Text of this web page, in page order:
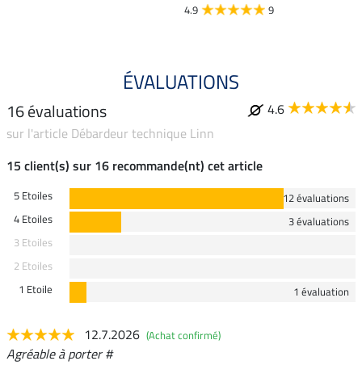
4.9 9
ÉVALUATIONS
16 évaluations
4.6
sur l'article Débardeur technique Linn
15 client(s) sur 16 recommande(nt) cet article
5 Etoiles
12 évaluations
4 Etoiles
3 évaluations
3 Etoiles
2 Etoiles
1 Etoile
1 évaluation
12.7.2026 (Achat confirmé)
Agréable à porter #